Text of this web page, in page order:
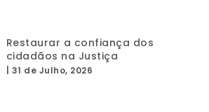
Restaurar a confiança dos
cidadãos na Justiça
31 de Julho, 2026